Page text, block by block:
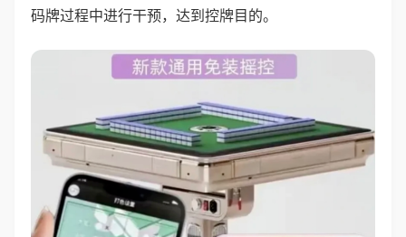
码牌过程中进行干预，达到控牌目的。